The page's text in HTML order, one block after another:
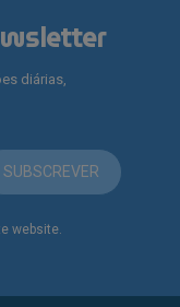
diárias,
SUBSCREVER
website.